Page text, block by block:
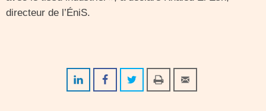
directeur de l’ÉniS.